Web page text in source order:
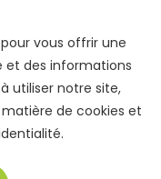
opportunités.
vous offrir une
et des informations
utiliser notre site,
de cookies et